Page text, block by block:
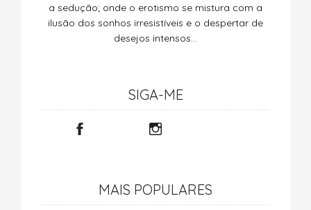
a sedução; onde o erotismo se mistura com a
ilusão dos sonhos irresistíveis e o despertar de
desejos intensos…
SIGA-ME
MAIS POPULARES